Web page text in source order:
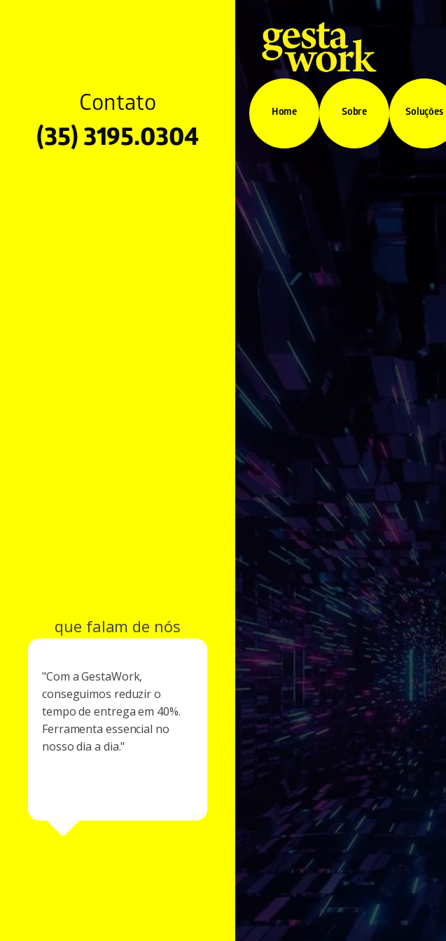
Home Sobre Soluções
Contato
(35) 3195.0304
que falam de nós
"Com a GestaWork,
conseguimos reduzir o
tempo de entrega em 40%.
Ferramenta essencial no
nosso dia a dia."
"A GestaWork Inc
transformou completamente
a maneira como
gerenciamos nossos
projetos. Agilidade e clareza
em cada etapa!"
"O suporte da
GestaWork é
Sempre prontos
e propor melhorias!"